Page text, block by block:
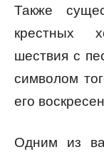
Также
крестных
шествия с
символом
его
Одним из